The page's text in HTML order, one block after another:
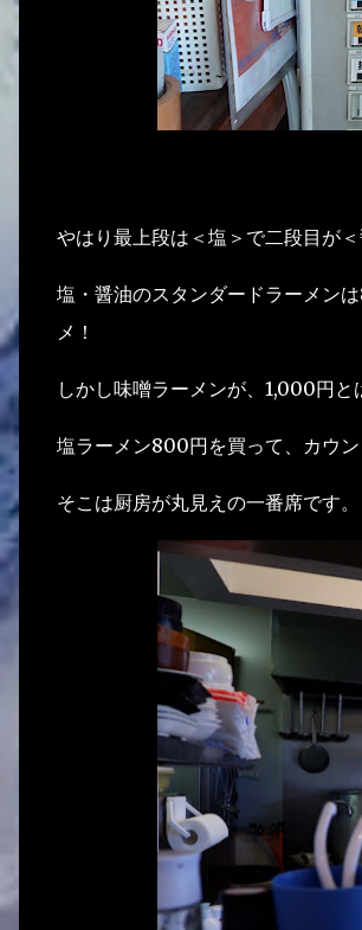
やはり最上段は＜塩＞で二段目が＜
塩・醤油のスタンダードラーメン
メ！
しかし味噌ラーメンが、1,000円と
塩ラーメン800円を買って、カウ
そこは厨房が丸見えの一番席です。